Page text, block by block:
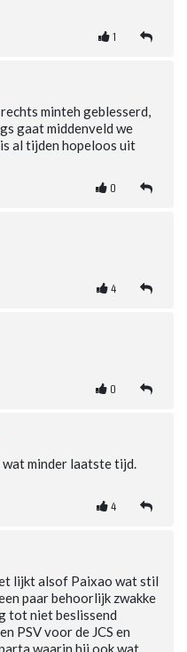
1
minteh geblesserd,
gaat middenveld we
al tijden hopeloos uit
0
4
0
wat minder laatste tijd.
4
lijkt alsof Paixao wat stil
paar behoorlijk zwakke
tot niet beslissend
PSV voor de JCS en
waarin hij ook wat